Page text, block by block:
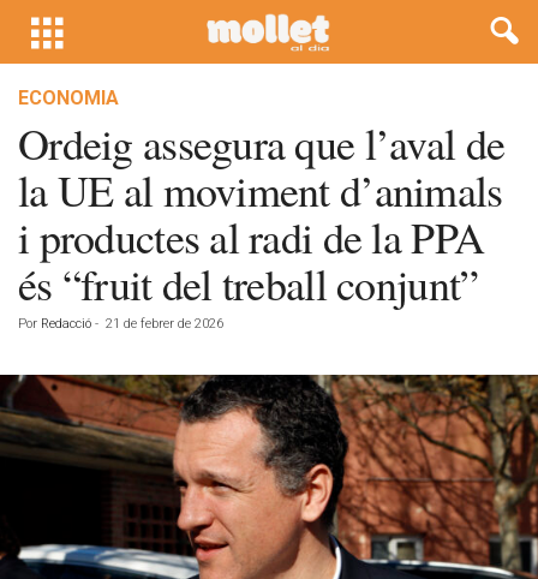
ECONOMIA
Ordeig assegura que l’aval de
la UE al moviment d’animals
i productes al radi de la PPA
és “fruit del treball conjunt”
Por Redacció - 21 de febrer de 2026